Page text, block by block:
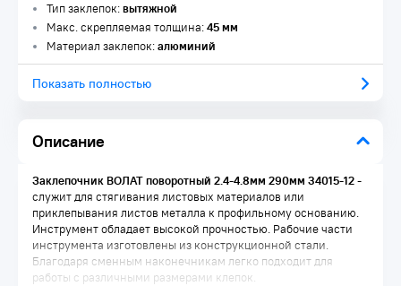
Описание
Тип заклепок:вытяжной
Макс. скрепляемая толщина:45 мм
Материал заклепок:алюминий
Показать полностью
Заклепочник ВОЛАТ поворотный 2.4-4.8мм 290мм 34015-12-
служит для стягивания листовых материалов или
приклепывания листов металла к профильному основанию.
Инструмент обладает высокой прочностью. Рабочие части
инструмента изготовлены из конструкционной стали.
Благодаря сменным наконечникам легко подходит для
работы с различными размерами клепок.